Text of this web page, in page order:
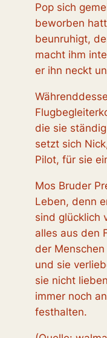
Pop sich
beworben
beunruhigt,
macht ihm
er ihn neckt
die sie
setzt sich
Pilot, für sie
Mos Bruder
Leben, denn
sind glücklich
alles aus den
der
und sie
sie nicht
immer noch
festhalten.